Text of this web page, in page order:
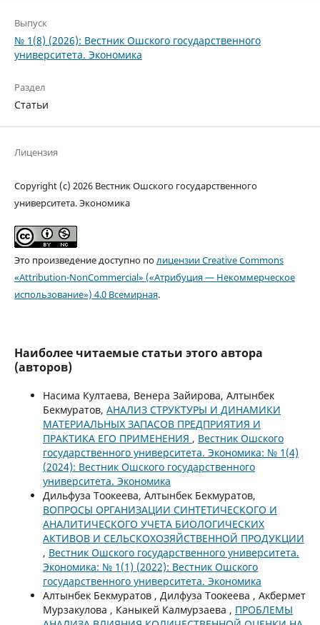
Выпуск
№ 1(8) (2026): Вестник Ошского государственного
университета. Экономика
Раздел
Статьи
Лицензия
Copyright (c) 2026 Вестник Ошского государственного
университета. Экономика
Это произведение доступно полицензии Creative Commons
«Attribution-NonCommercial» («Атрибуция — Некоммерческое
использование») 4.0 Всемирная.
Наиболее читаемые статьи этого автора
(авторов)
Насима Култаева, Венера Зайирова, Алтынбек
Бекмуратов, АНАЛИЗ СТРУКТУРЫ И ДИНАМИКИ
МАТЕРИАЛЬНЫХ ЗАПАСОВ ПРЕДПРИЯТИЯ И
ПРАКТИКА ЕГО ПРИМЕНЕНИЯ , Вестник Ошского
государственного университета. Экономика: № 1(4)
(2024): Вестник Ошского государственного
университета. Экономика
Дильфуза Тоокеева, Алтынбек Бекмуратов,
ВОПРОСЫ ОРГАНИЗАЦИИ СИНТЕТИЧЕСКОГО И
АНАЛИТИЧЕСКОГО УЧЕТА БИОЛОГИЧЕСКИХ
АКТИВОВ И СЕЛЬСКОХОЗЯЙСТВЕННОЙ ПРОДУКЦИИ
, Вестник Ошского государственного университета.
Экономика: № 1(1) (2022): Вестник Ошского
государственного университета. Экономика
Алтынбек Бекмуратов , Дилфуза Тоокеева , Акбермет
Мурзакулова , Каныкей Калмурзаева , ПРОБЛЕМЫ